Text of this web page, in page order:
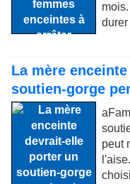
La mère
soutien-gorge
peut